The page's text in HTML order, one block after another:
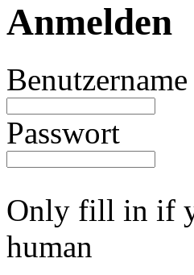
Anmelden
Passwort
Only fill in if
human